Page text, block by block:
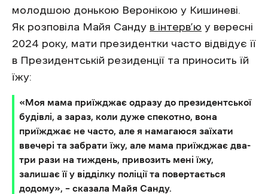
молодшою донькою Веронікою у Кишиневі.
Як розповіла Майя Санду в інтерв’ю у вересні
2024 року, мати президентки часто відвідує її
в Президентській резиденції та приносить їй
їжу:
«Моя мама приїжджає одразу до президентської
будівлі, а зараз, коли дуже спекотно, вона
приїжджає не часто, але я намагаюся заїхати
ввечері та забрати їжу, але мама приїжджає два-
три рази на тиждень, привозить мені їжу,
залишає її у відділку поліції та повертається
додому», – сказала Майя Санду.